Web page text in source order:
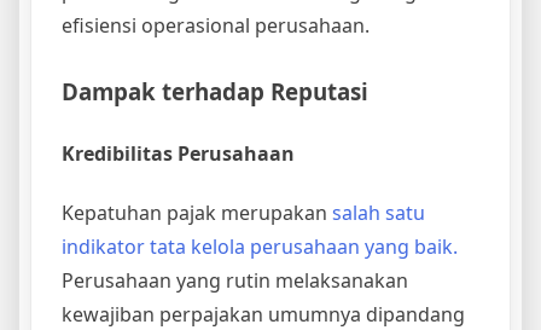
efisiensi operasional perusahaan.
Dampak terhadap Reputasi
Kredibilitas Perusahaan
Kepatuhan pajak merupakan salah satu
indikator tata kelola perusahaan yang baik.
Perusahaan yang rutin melaksanakan
kewajiban perpajakan umumnya dipandang